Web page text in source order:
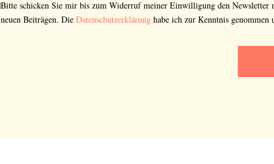
Bitte schicken Sie mir bis zum Widerruf meiner Einwilligung den Newsletter
neuen Beiträgen. Die Datenschutzerklärung habe ich zur Kenntnis genommen